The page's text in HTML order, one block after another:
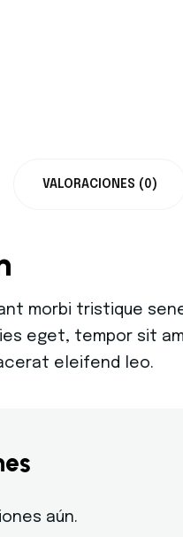
VALORACIONES (0)
morbi tristique
eget, tempor sit
eleifend leo.
aún.